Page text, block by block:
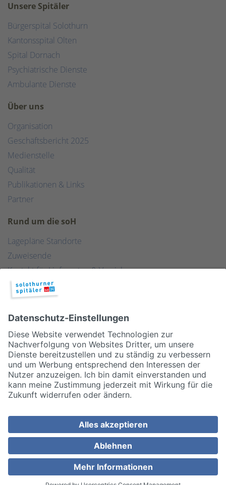
Unsere Spitäler
Bürgerspital Solothurn
Kantonsspital Olten
Spital Dornach
Psychiatrische Dienste
Ambulante Dienste
Über uns
Organisation
Geschäftsbericht 2025
Medienstelle
Qualität
Publikationen & Links
Partner
Rund um die soH
Lagepläne Standorte
Zuweisende
Kontakt für Lieferanten & Versicherungen
Zentralwäscherei
HEBSORG
Spital Club
Disclaimer/Datenschutz
Allgemeine Geschäftsbedingungen
Cookie Einstellungen
MEDIZINISCH TOP. MENSCHLICH NAH.